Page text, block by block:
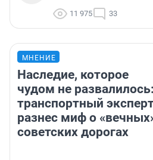
11 975 33
МНЕНИЕ
Наследие, которое
чудом не развалилось:
транспортный
разнес миф о
советских дорогах